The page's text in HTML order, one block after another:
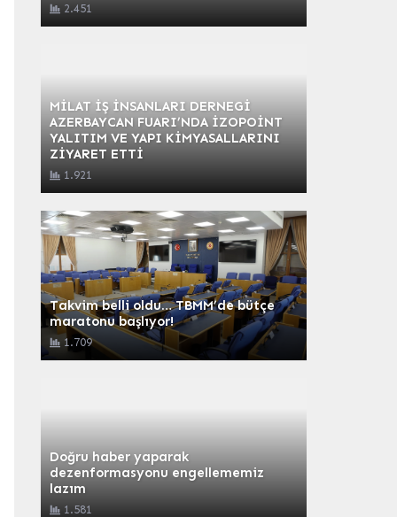
2.451
MİLAT İŞ İNSANLARI DERNEGİ
AZERBAYCAN FUARI’NDA İZOPOİNT
YALITIM VE YAPI KİMYASALLARINI
ZİYARET ETTİ
1.921
Takvim belli oldu… TBMM’de bütçe
maratonu başlıyor!
1.709
Doğru haber yaparak
dezenformasyonu engellememiz
lazım
1.581